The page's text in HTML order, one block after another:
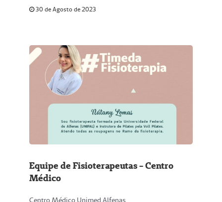
30 de Agosto de 2023
Equipe de Fisioterapeutas - Centro
Médico
Centro Médico Unimed Alfenas